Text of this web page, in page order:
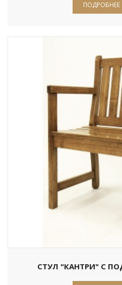
ПОДРОБНЕЕ
СТУЛ "КАНТРИ" С